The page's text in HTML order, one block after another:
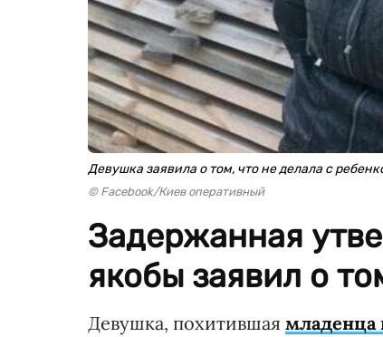
Девушка заявила о том, что не делала с
© Facebook/Киев оперативный
Задержанная
якобы заявил о
Девушка, похитившая младенца